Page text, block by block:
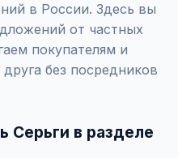
в России. Здесь вы
от частных
покупателям и
без посредников
Серьги в разделе